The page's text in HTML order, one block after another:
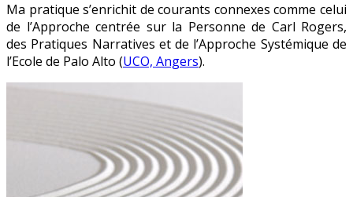
Ma pratique s’enrichit de courants connexes comme celui
de l’Approche centrée sur la Personne de Carl Rogers,
des Pratiques Narratives et de l’Approche Systémique de
l’Ecole de Palo Alto (UCO, Angers).